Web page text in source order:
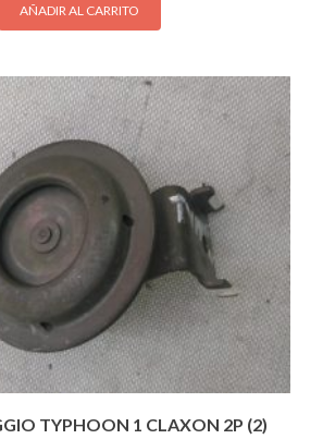
AÑADIR AL CARRITO
TYPHOON 1 CLAXON 2P (2)